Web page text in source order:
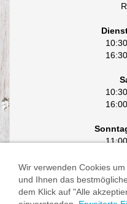
Wir verwenden Cookies
und Ihnen das
dem Klick auf "Alle